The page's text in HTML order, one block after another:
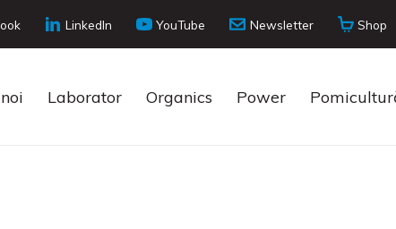
LinkedIn YouTube Newsletter Shop
Laborator Organics Power